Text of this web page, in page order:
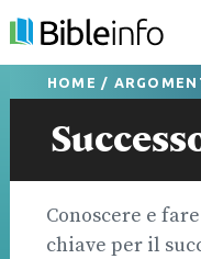
HOME /
Conoscere e
chiave per il